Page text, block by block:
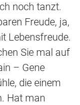
noch tanzt.
Freude, ja,
Lebensfreude.
Sie mal auf
– Gene
die einem
Hat man